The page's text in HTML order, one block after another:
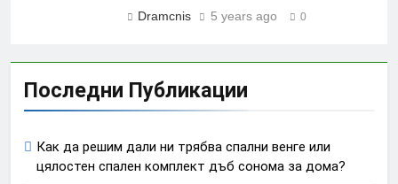
Dramcnis 5 years ago 0
Последни Публикации
Как да решим дали ни трябва спални венге или
цялостен спален комплект дъб сонома за дома?